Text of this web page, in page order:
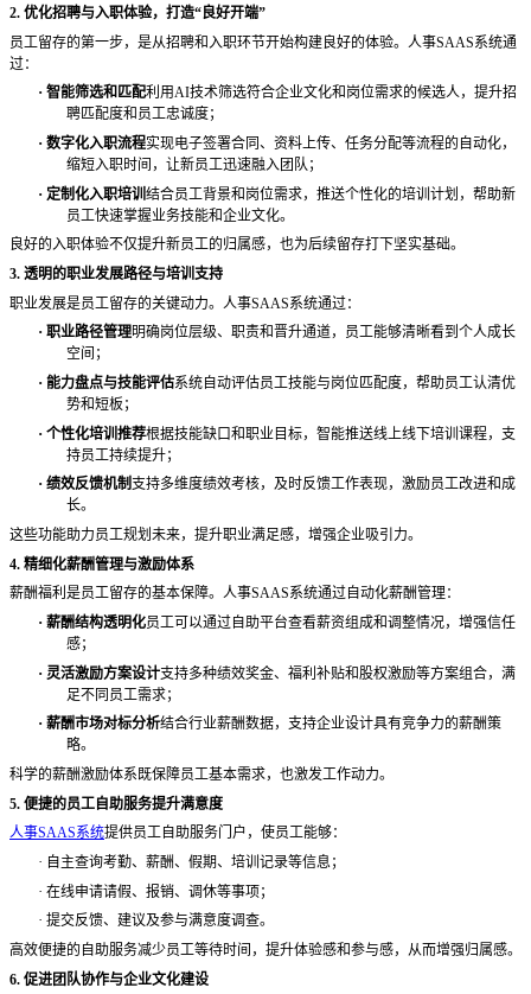
2. 优化招聘与入职体验，打造“良好开端”
员工留存的第一步，是从招聘和入职环节开始构建良好的体验。人事SAAS系统通
过：
· 智能筛选和匹配利用AI技术筛选符合企业文化和岗位需求的候选人，提升招
聘匹配度和员工忠诚度；
· 数字化入职流程实现电子签署合同、资料上传、任务分配等流程的自动化，
缩短入职时间，让新员工迅速融入团队；
· 定制化入职培训 结合员工背景和岗位需求，推送个性化的培训计划，帮助新
员工快速掌握业务技能和企业文化。
良好的入职体验不仅提升新员工的归属感，也为后续留存打下坚实基础。
3. 透明的职业发展路径与培训支持
职业发展是员工留存的关键动力。人事SAAS系统通过：
· 职业路径管理明确岗位层级、职责和晋升通道，员工能够清晰看到个人成长
空间；
· 能力盘点与技能评估系统自动评估员工技能与岗位匹配度，帮助员工认清优
势和短板；
· 个性化培训推荐根据技能缺口和职业目标，智能推送线上线下培训课程，支
持员工持续提升；
· 绩效反馈机制支持多维度绩效考核，及时反馈工作表现，激励员工改进和成
长。
这些功能助力员工规划未来，提升职业满足感，增强企业吸引力。
4. 精细化薪酬管理与激励体系
薪酬福利是员工留存的基本保障。人事SAAS系统通过自动化薪酬管理：
· 薪酬结构透明化员工可以通过自助平台查看薪资组成和调整情况，增强信任
感；
· 灵活激励方案设计支持多种绩效奖金、福利补贴和股权激励等方案组合，满
足不同员工需求；
· 薪酬市场对标分析结合行业薪酬数据，支持企业设计具有竞争力的薪酬策
略。
科学的薪酬激励体系既保障员工基本需求，也激发工作动力。
5. 便捷的员工自助服务提升满意度
人事SAAS系统提供员工自助服务门户，使员工能够：
· 自主查询考勤、薪酬、假期、培训记录等信息；
· 在线申请请假、报销、调休等事项；
· 提交反馈、建议及参与满意度调查。
高效便捷的自助服务减少员工等待时间，提升体验感和参与感，从而增强归属感。
6. 促进团队协作与企业文化建设